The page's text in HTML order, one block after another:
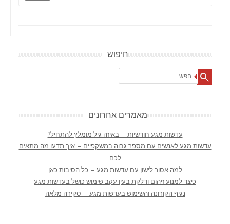
חיפוש
מאמרים אחרונים
עדשות מגע חודשיות – באיזה גיל מומלץ להתחיל?
עדשות מגע לאנשים עם מספר גבוה במשקפיים – איך תדעו מה מתאים
לכם
למה אסור לישון עם עדשות מגע – כל הסיבות כאן
כיצד למנוע זיהום ודלקת בעין עקב שימוש כושל בעדשות מגע
נגיף הקורונה והשימוש בעדשות מגע – סקירה מלאה